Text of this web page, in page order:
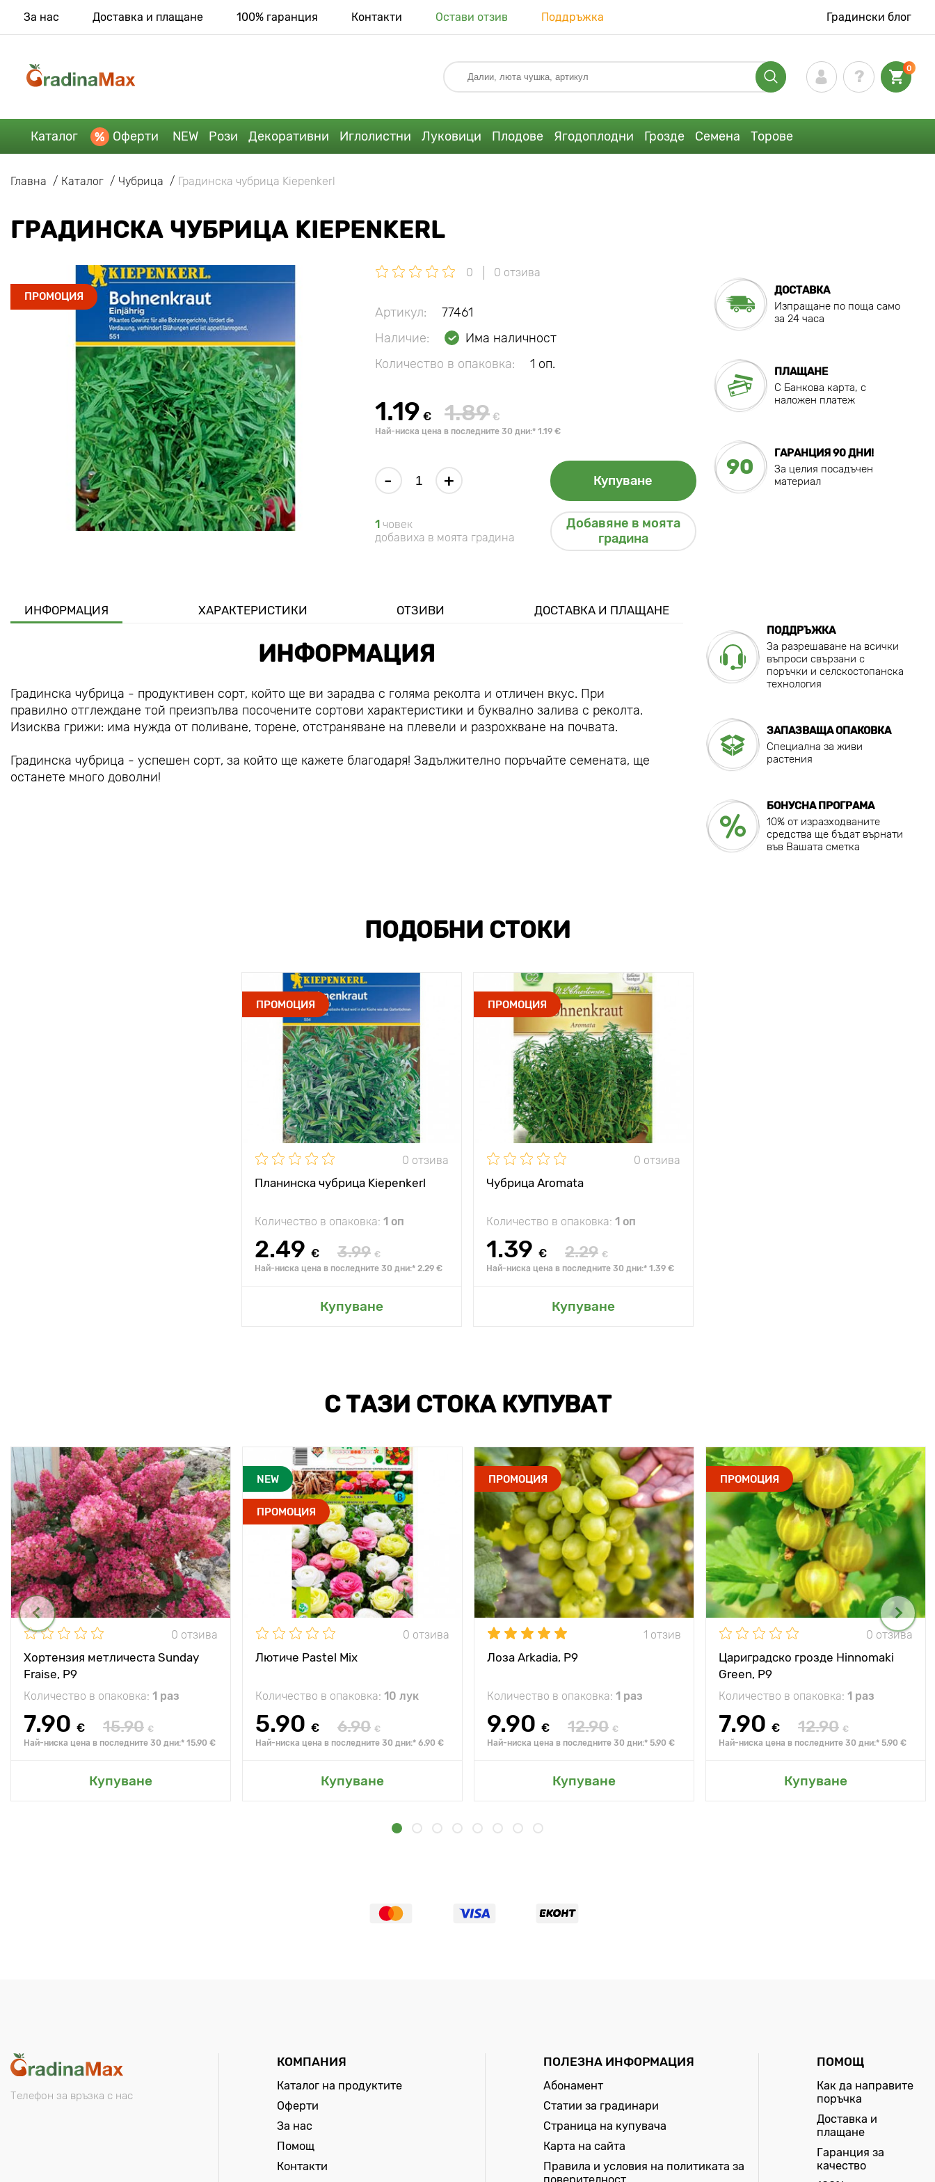
За нас Доставка и плащане 100% гаранция Контакти Остави отзив Поддръжка Градински блог
0
Каталог Оферти NEW Рози Декоративни Иглолистни Луковици Плодове Ягодоплодни Грозде Семена Торове
Главна Каталог Чубрица Градинска чубрица Kiepenkerl
ГРАДИНСКА ЧУБРИЦА KIEPENKERL
ПРОМОЦИЯ
0 0 отзива
Артикул:
77461
Наличие:
Има наличност
Количество в опаковка:
1 оп.
1.19 € 1.89 €
Най-ниска цена в последните 30 дни:* 1.19 €
- + Купуване
1 човек
добавиха в моята градина
Добавяне в моята
градина
ДОСТАВКА
Изпращане по поща само
за 24 часа
ПЛАЩАНЕ
C Банкова карта, с
наложен платеж
90
ГАРАНЦИЯ 90 ДНИ!
За целия посадъчен
материал
ИНФОРМАЦИЯ ХАРАКТЕРИСТИКИ ОТЗИВИ ДОСТАВКА И ПЛАЩАНЕ
ИНФОРМАЦИЯ
Градинска чубрица - продуктивен сорт, който ще ви зарадва с голяма реколта и отличен вкус. При
правилно отглеждане той преизпълва посочените сортови характеристики и буквално залива с реколта.
Изисква грижи: има нужда от поливане, торене, отстраняване на плевели и разрохкване на почвата.
Градинска чубрица - успешен сорт, за който ще кажете благодаря! Задължително поръчайте семената, ще
останете много доволни!
ПОДДРЪЖКА
За разрешаване на всички
въпроси свързани с
поръчки и селскостопанска
технология
ЗАПАЗВАЩА ОПАКОВКА
Специална за живи
растения
БОНУСНА ПРОГРАМА
10% от изразходваните
средства ще бъдат върнати
във Вашата сметка
ПОДОБНИ СТОКИ
ПРОМОЦИЯ
0 отзива
Планинска чубрица Kiepenkerl
Количество в опаковка: 1 оп
2.49 € 3.99 €
Най-ниска цена в последните 30 дни:* 2.29 €
Купуване
ПРОМОЦИЯ
0 отзива
Чубрица Aromata
Количество в опаковка: 1 оп
1.39 € 2.29 €
Най-ниска цена в последните 30 дни:* 1.39 €
Купуване
С ТАЗИ СТОКА КУПУВАТ
0 отзива
Хортензия метличеста Sunday
Fraise, P9
Количество в опаковка: 1 раз
7.90 € 15.90 €
Най-ниска цена в последните 30 дни:* 15.90 €
Купуване
NEW
ПРОМОЦИЯ
0 отзива
Лютиче Pastel Mix
Количество в опаковка: 10 лук
5.90 € 6.90 €
Най-ниска цена в последните 30 дни:* 6.90 €
Купуване
ПРОМОЦИЯ
1 отзив
Лоза Arkadia, Р9
Количество в опаковка: 1 раз
9.90 € 12.90 €
Най-ниска цена в последните 30 дни:* 5.90 €
Купуване
ПРОМОЦИЯ
0 отзива
Цариградско грозде Hinnomaki
Green, Р9
Количество в опаковка: 1 раз
7.90 € 12.90 €
Най-ниска цена в последните 30 дни:* 5.90 €
Купуване
Телефон за връзка с нас
КОМПАНИЯ
Каталог на продуктите
Оферти
За нас
Помощ
Контакти
ПОЛЕЗНА ИНФОРМАЦИЯ
Абонамент
Статии за градинари
Страница на купувача
Карта на сайта
Правила и условия на политиката за
ПОМОЩ
Как да направите
поръчка
Доставка и
плащане
Гаранция за
качество